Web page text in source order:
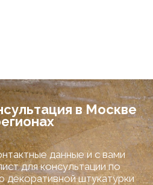
в Москве
данные и с вами
для консультации по
декоративной штукатурки